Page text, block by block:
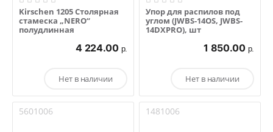
Kirschen 1205 Cтолярная
стамеска „NERO“
полудлинная
4 224.00 р.
Нет в наличии
Упор для распилов под
углом (JWBS-14OS, JWBS-
14DXPRO), шт
1 850.00 р.
Нет в наличии
5601006 1481006